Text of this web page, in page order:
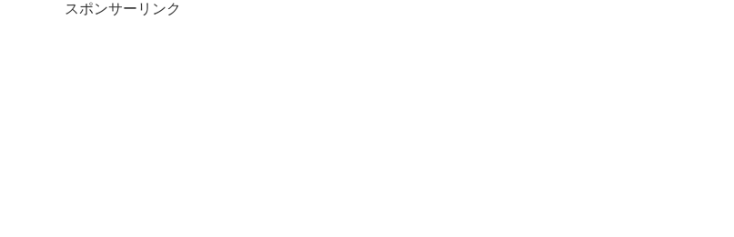
スポンサーリンク